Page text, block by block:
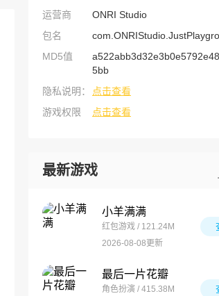
运营商
ONRI Studio
包名
MD5值
5bb
隐私说明：
点击查看
游戏权限
点击查看
最新游戏
小羊满满
红包游戏 / 121.24M
2026-08-08更新
最后一片花瓣
角色扮演 / 415.38M